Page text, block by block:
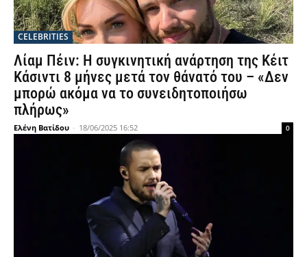
CELEBRITIES
Λίαμ Πέιν: Η συγκινητική ανάρτηση της Κέιτ
Κάσιντι 8 μήνες μετά τον θάνατό του – «Δεν
μπορώ ακόμα να το συνειδητοποιήσω
πλήρως»
Ελένη Βατίδου - 18/06/2025 16:52 0